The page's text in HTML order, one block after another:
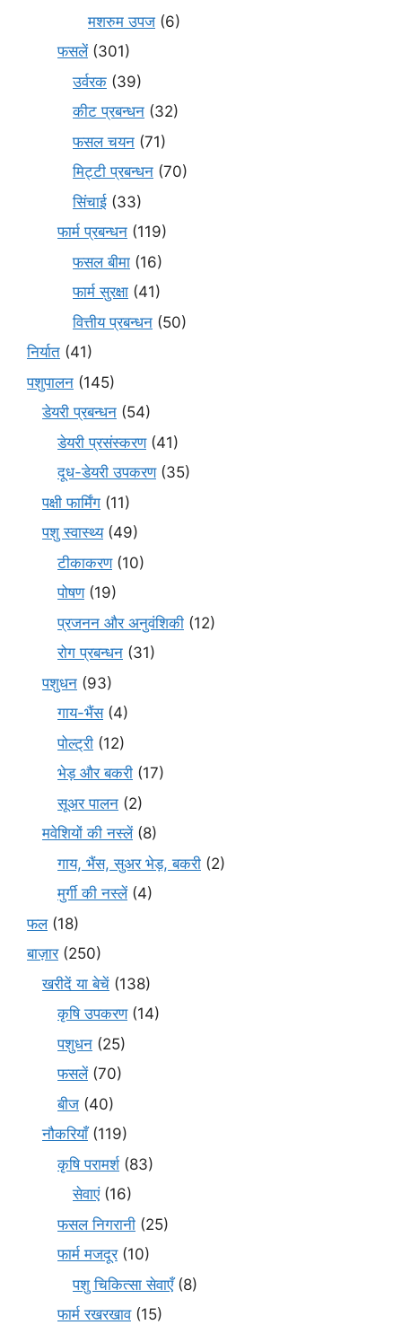
मशरुम उपज (6)
फसलें(301)
उर्वरक (39)
कीट प्रबन्धन (32)
फसल चयन (71)
मि‌ट्टी प्रबन्धन (70)
सिंचाई (33)
फार्म प्रबन्धन (119)
फसल बीमा (16)
फार्म सुरक्षा (41)
वित्तीय प्रबन्धन (50)
निर्यात (41)
पशुपालन (145)
डेयरी प्रबन्धन (54)
डेयरी प्रसंस्करण(41)
दूध-डेयरी उपकरण(35)
पक्षी फार्मिंग (11)
पशु स्वास्थ्य(49)
टीकाकरण(10)
पोषण(19)
प्रजनन और अनुवंशिकी (12)
रोग प्रबन्धन (31)
पशुधन (93)
गाय-भैंस(4)
पोल्ट्री (12)
भेड़ और बकरी (17)
सूअर पालन (2)
मवेशियों की नस्लें(8)
गाय, भैंस, सुअर भेड़, बकरी (2)
मुर्गी की नस्लें(4)
फल(18)
बाज़ार(250)
खरीदें या बेचें (138)
कृषि उपकरण(14)
पशुधन (25)
फसलें(70)
बीज (40)
नौकरियाँ(119)
कृषि परामर्श(83)
सेवाएं(16)
फसल निगरानी (25)
फार्म मजदूर(10)
पशु चिकित्सा सेवाएँ(8)
फार्म रखरखाव(15)